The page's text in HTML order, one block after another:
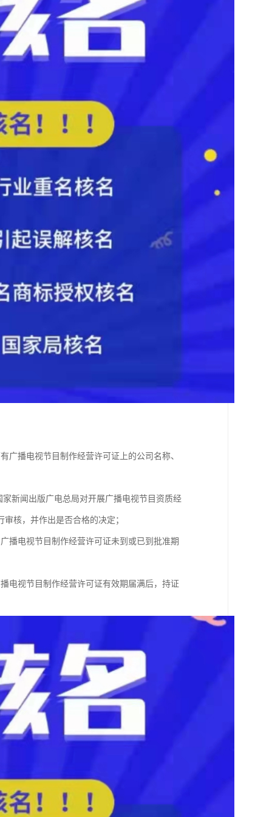
广播电视节目制作经营许可证上的公司名称、
新闻出版广电总局对开展广播电视节目资质经
核，并作出是否合格的决定；
播电视节目制作经营许可证未到或已到批准期
电视节目制作经营许可证有效期届满后，持证